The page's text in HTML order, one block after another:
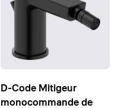
D-Code Mitigeur
monocommande de